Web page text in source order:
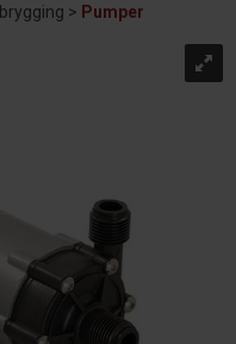
> Pumper